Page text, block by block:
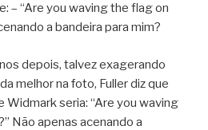
– “Are you waving the flag on
a bandeira para mim?
depois, talvez exagerando
melhor na foto, Fuller diz que
Widmark seria: “Are you waving
Não apenas acenando a